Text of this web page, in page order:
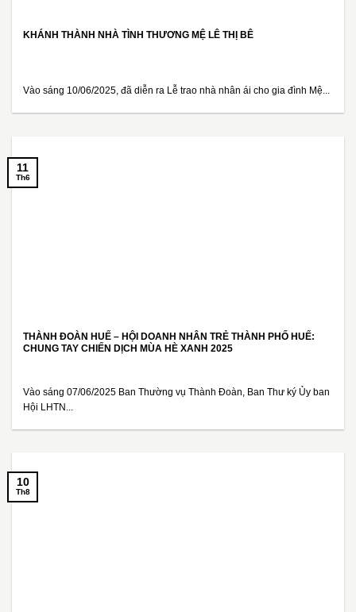
KHÁNH THÀNH NHÀ TÌNH THƯƠNG MỆ LÊ THỊ BÊ
Vào sáng 10/06/2025, đã diễn ra Lễ trao nhà nhân ái cho gia đình Mệ...
THÀNH ĐOÀN HUẾ – HỘI DOANH NHÂN TRẺ THÀNH PHỐ HUẾ:
CHUNG TAY CHIẾN DỊCH MÙA HÈ XANH 2025
Vào sáng 07/06/2025 Ban Thường vụ Thành Đoàn, Ban Thư ký Ủy ban
Hội LHTN...
11
Th6
10
Th8